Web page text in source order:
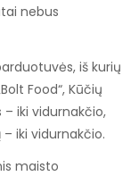
nebus
iš kurių
Food“, Kūčių
– iki vidurnakčio,
– iki vidurnakčio.
maisto